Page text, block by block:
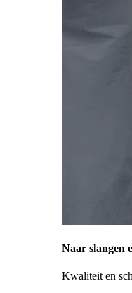
Naar slangen
Kwaliteit en